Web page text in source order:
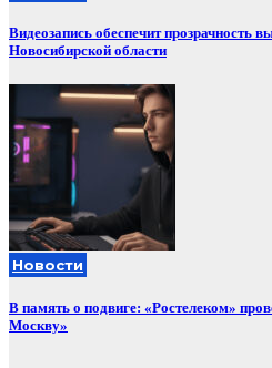
Видеозапись обеспечит прозрачность
Новосибирской области
Новости
В память о подвиге: «Ростелеком»
Москву»